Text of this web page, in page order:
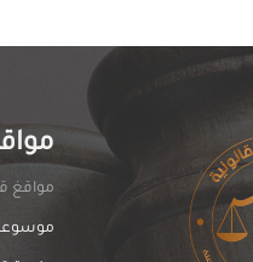
مواقغ
موسوعة